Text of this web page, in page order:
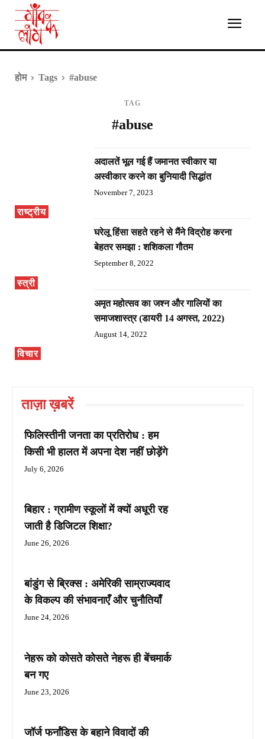
होम Tags #abuse
TAG
#abuse
राष्ट्रीय
अदालतें भूल गई हैं जमानत स्वीकार या
अस्वीकार करने का बुनियादी सिद्धांत
November 7, 2023
स्त्री
घरेलू हिंसा सहते रहने से मैंने विद्रोह करना
बेहतर समझा : शशिकला गौतम
September 8, 2022
विचार
अमृत महोत्सव का जश्न और गालियों का
समाजशास्त्र (डायरी 14 अगस्त, 2022)
August 14, 2022
ताज़ा ख़बरें
फिलिस्तीनी जनता का प्रतिरोध : हम
किसी भी हालत में अपना देश नहीं छोड़ेंगे
July 6, 2026
बिहार : ग्रामीण स्कूलों में क्यों अधूरी रह
जाती है डिजिटल शिक्षा?
June 26, 2026
बांडुंग से ब्रिक्स : अमेरिकी साम्राज्यवाद
के विकल्प की संभावनाएँ और चुनौतियाँ
June 24, 2026
नेहरू को कोसते कोसते नेहरू ही बेंचमार्क
बन गए
June 23, 2026
जॉर्ज फर्नांडिस के बहाने विवादों की